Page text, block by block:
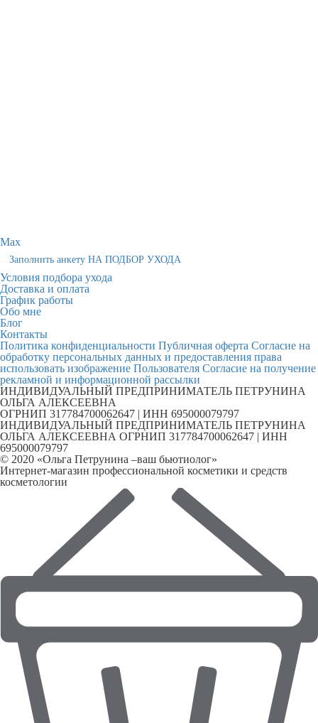
Max
Заполнить анкету НА ПОДБОР УХОДА
Условия подбора ухода
Доставка и оплата
График работы
Обо мне
Блог
Контакты
Политика конфиденциальности Публичная оферта Согласие на
обработку персональных данных и предоставления права
использовать изображение Пользователя Согласие на получение
рекламной и информационной рассылки
ИНДИВИДУАЛЬНЫЙ ПРЕДПРИНИМАТЕЛЬ ПЕТРУНИНА
ОЛЬГА АЛЕКСЕЕВНА
ОГРНИП 317784700062647 | ИНН 695000079797
ИНДИВИДУАЛЬНЫЙ ПРЕДПРИНИМАТЕЛЬ ПЕТРУНИНА
ОЛЬГА АЛЕКСЕЕВНА ОГРНИП 317784700062647 | ИНН
695000079797
© 2020 «Ольга Петрунина –ваш бьютиолог»
Интернет-магазин профессиональной косметики и средств
косметологии